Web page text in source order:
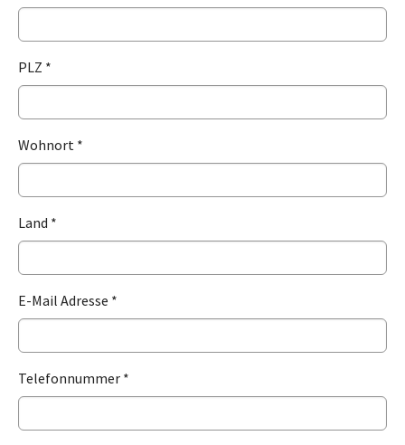
PLZ *
Wohnort *
Land *
E-Mail Adresse *
Telefonnummer *